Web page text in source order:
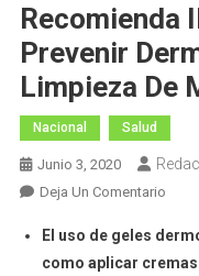
Recomienda
Prevenir
Limpieza De
Nacional Salud
Junio 3, 2020
Deja Un ComentarioEn
IMSS
El uso de geles
como aplicar